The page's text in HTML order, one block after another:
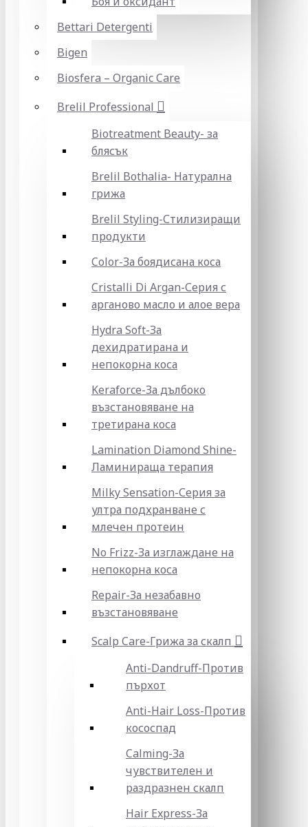
Bettari Detergenti
Bigen
Biosfera – Organic Care
Brelil Professional
Biotreatment Beauty- за
блясък
Brelil Bothalia- Натурална
грижа
Brelil Styling-Стилизиращи
продукти
Color-За боядисана коса
Cristalli Di Argan-Серия с
арганово масло и алое вера
Hydra Soft-За
дехидратирана и
непокорна коса
Keraforce-За дълбоко
възстановяване на
третирана коса
Lamination Diamond Shine-
Ламинираща терапия
Milky Sensation-Серия за
ултра подхранване с
млечен протеин
No Frizz-За изглаждане на
непокорна коса
Repair-За незабавно
възстановяване
Scalp Care-Грижа за скалп
Anti-Dandruff-Против
пърхот
Anti-Hair Loss-Против
кососпад
Calming-За
чувствителен и
раздразнен скалп
Hair Express-За